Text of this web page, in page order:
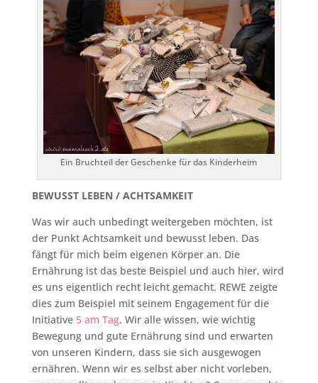
Ein Bruchteil der Geschenke für das Kinderheim
BEWUSST LEBEN / ACHTSAMKEIT
Was wir auch unbedingt weitergeben möchten, ist
der Punkt Achtsamkeit und bewusst leben. Das
fängt für mich beim eigenen Körper an. Die
Ernährung ist das beste Beispiel und auch hier, wird
es uns eigentlich recht leicht gemacht. REWE zeigte
dies zum Beispiel mit seinem Engagement für die
Initiative 5 am Tag. Wir alle wissen, wie wichtig
Bewegung und gute Ernährung sind und erwarten
von unseren Kindern, dass sie sich ausgewogen
ernähren. Wenn wir es selbst aber nicht vorleben,